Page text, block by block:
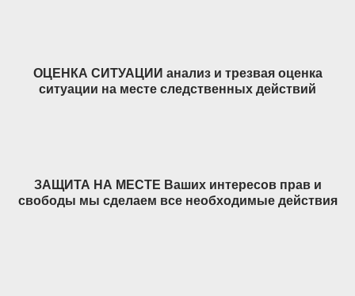
ОЦЕНКА СИТУАЦИИ анализ и трезвая оценка
ситуации на месте следственных действий
ЗАЩИТА НА МЕСТЕ Ваших интересов прав и
свободы мы сделаем все необходимые действия